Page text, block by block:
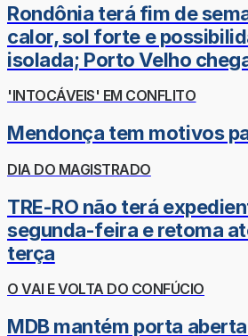
Rondônia terá fim de
calor, sol forte e
isolada; Porto Velho
'INTOCÁVEIS' EM CONFLITO
Mendonça tem motivos
DIA DO MAGISTRADO
TRE-RO não terá
segunda-feira e retoma
terça
O VAI E VOLTA DO CONFÚCIO
MDB mantém porta